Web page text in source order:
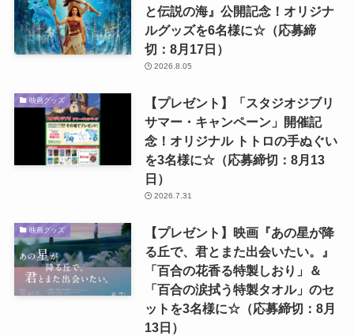
と伝説の海』公開記念！オリジナ
ルグッズを6名様に☆（応募締
切：8月17日）
2026.8.05
映画グッズ
【プレゼント】「スタジオジブリ
サマー・キャンペーン」開催記
念！オリジナル トトロの手ぬぐい
を3名様に☆（応募締切：8月13
日）
2026.7.31
映画グッズ
【プレゼント】映画『あの星が降
る丘で、君とまた出会いたい。』
「百合の花香る特製しおり」＆
「百合の涙拭う特製タオル」のセ
ットを3名様に☆（応募締切：8月
13日）